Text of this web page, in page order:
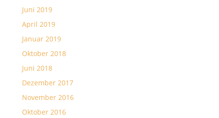
Juni 2019
April 2019
Januar 2019
Oktober 2018
Juni 2018
Dezember 2017
November 2016
Oktober 2016